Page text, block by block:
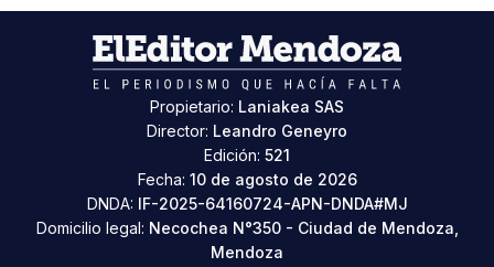
Propietario: Laniakea SAS
Director: Leandro Geneyro
Edición: 521
Fecha: 10 de agosto de 2026
DNDA: IF-2025-64160724-APN-DNDA#MJ
Domicilio legal: Necochea N°350 - Ciudad de Mendoza,
Mendoza